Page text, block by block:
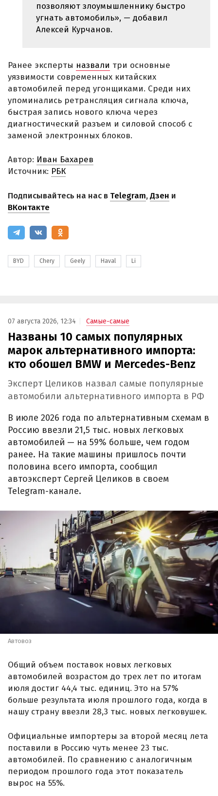
позволяют злоумышленнику быстро
угнать автомобиль», — добавил
Алексей Курчанов.
Ранее эксперты назвали три основные
уязвимости современных китайских
автомобилей перед угонщиками. Среди них
упоминались ретрансляция сигнала ключа,
быстрая запись нового ключа через
диагностический разъем и силовой способ с
заменой электронных блоков.
Автор: Иван Бахарев
Источник: РБК
Подписывайтесь на нас в Telegram,Дзен и
ВКонтакте
BYD Chery Geely Haval Li
07 августа 2026, 12:34 Самые-самые
Названы 10 самых популярных
марок альтернативного импорта:
кто обошел BMW и Mercedes-Benz
Эксперт Целиков назвал самые популярные
автомобили альтернативного импорта в РФ
В июле 2026 года по альтернативным схемам в
Россию ввезли 21,5 тыс. новых легковых
автомобилей — на 59% больше, чем годом
ранее. На такие машины пришлось почти
половина всего импорта, сообщил
автоэксперт Сергей Целиков в своем
Telegram-канале.
Автовоз
Общий объем поставок новых легковых
автомобилей возрастом до трех лет по итогам
июля достиг 44,4 тыс. единиц. Это на 57%
больше результата июля прошлого года, когда в
нашу страну ввезли 28,3 тыс. новых легковушек.
Официальные импортеры за второй месяц лета
поставили в Россию чуть менее 23 тыс.
автомобилей. По сравнению с аналогичным
периодом прошлого года этот показатель
вырос на 55%.